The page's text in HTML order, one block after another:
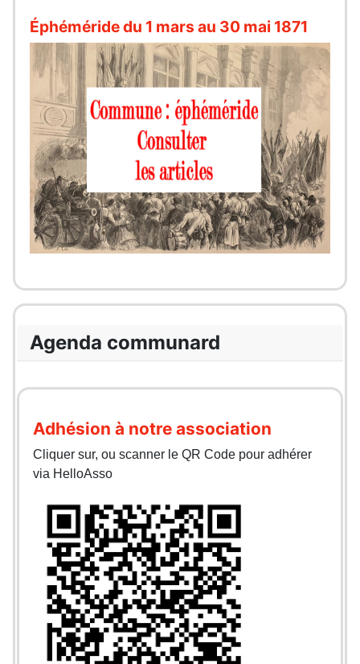
Éphéméride du 1 mars au 30 mai 1871
Agenda communard
Adhésion à notre association
Cliquer sur, ou scanner le QR Code pour adhérer
via HelloAsso